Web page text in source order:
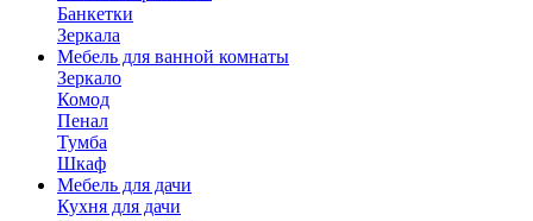
Банкетки
Зеркала
Мебель для ванной комнаты
Зеркало
Комод
Пенал
Тумба
Шкаф
Мебель для дачи
Кухня для дачи